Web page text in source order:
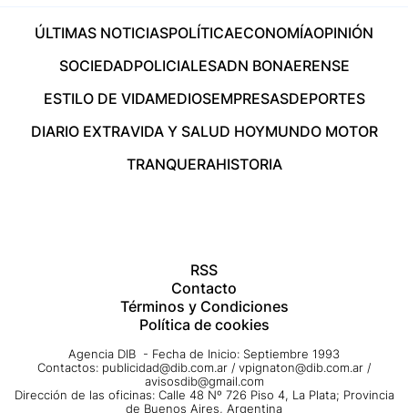
ÚLTIMAS NOTICIASPOLÍTICAECONOMÍAOPINIÓN
SOCIEDADPOLICIALESADN BONAERENSE
ESTILO DE VIDAMEDIOSEMPRESASDEPORTES
DIARIO EXTRAVIDA Y SALUD HOYMUNDO MOTOR
TRANQUERAHISTORIA
RSS
Contacto
Términos y Condiciones
Política de cookies
Agencia DIB - Fecha de Inicio: Septiembre 1993
Contactos: publicidad@dib.com.ar / vpignaton@dib.com.ar /
avisosdib@gmail.com
Dirección de las oficinas: Calle 48 Nº 726 Piso 4, La Plata; Provincia
de Buenos Aires, Argentina